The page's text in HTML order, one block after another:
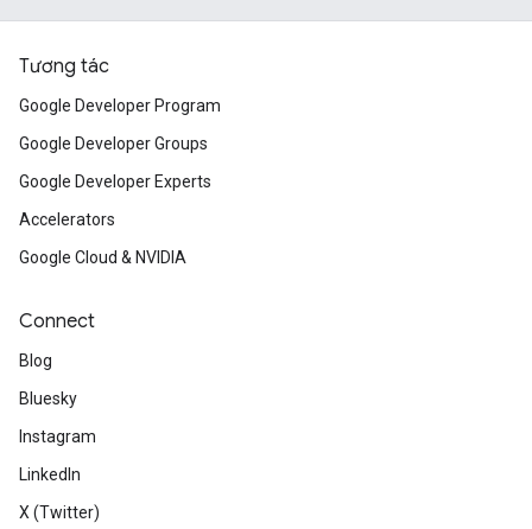
Tương tác
Google Developer Program
Google Developer Groups
Google Developer Experts
Accelerators
Google Cloud & NVIDIA
Connect
Blog
Bluesky
Instagram
LinkedIn
X (Twitter)